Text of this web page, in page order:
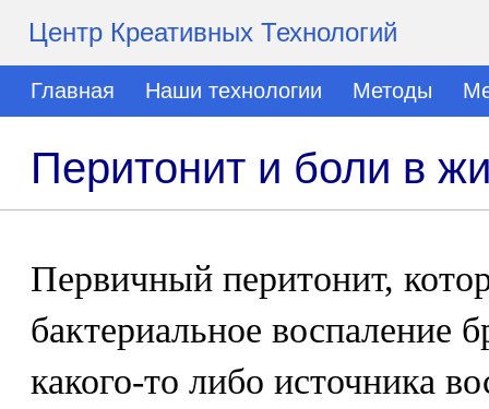
Центр Креативных Технологий
Главная Наши технологии Методы
Перитонит и боли в
Первичный перитонит,
бактериальное воспаление
какого-то либо источника